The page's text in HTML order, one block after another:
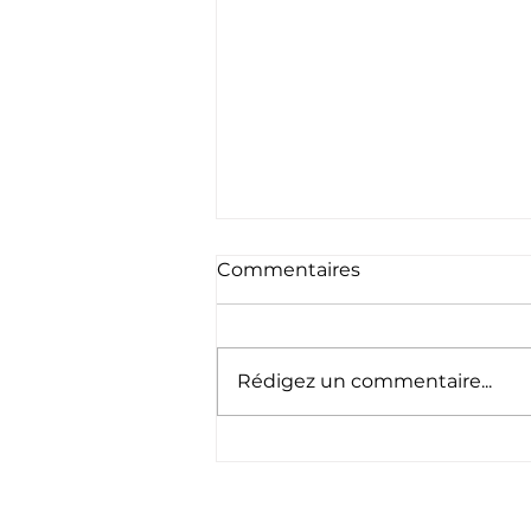
Commentaires
Rédigez un commentaire...